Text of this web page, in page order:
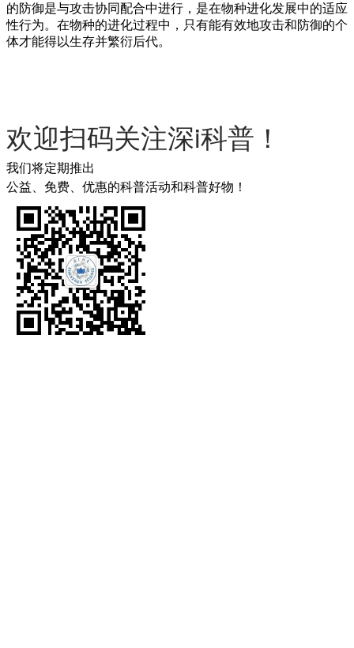
的防御是与攻击协同配合中进行，是在物种进化发展中的适应
性行为。在物种的进化过程中，只有能有效地攻击和防御的个
体才能得以生存并繁衍后代。
欢迎扫码关注深i科普！
我们将定期推出
公益、免费、优惠的科普活动和科普好物！